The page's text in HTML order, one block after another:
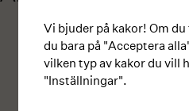
Lidingö
Nacka
Rönninge
Solna
Vi bjuder på kakor! Om
du bara på "Acceptera
vilken typ av kakor du vill
"Inställningar".